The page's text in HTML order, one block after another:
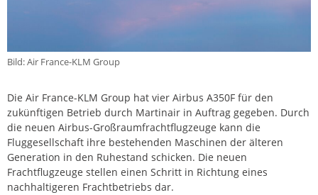
Bild: Air France-KLM Group
Die Air France-KLM Group hat vier Airbus A350F für den
zukünftigen Betrieb durch Martinair in Auftrag gegeben. Durch
die neuen Airbus-Großraumfrachtflugzeuge kann die
Fluggesellschaft ihre bestehenden Maschinen der älteren
Generation in den Ruhestand schicken. Die neuen
Frachtflugzeuge stellen einen Schritt in Richtung eines
nachhaltigeren Frachtbetriebs dar.